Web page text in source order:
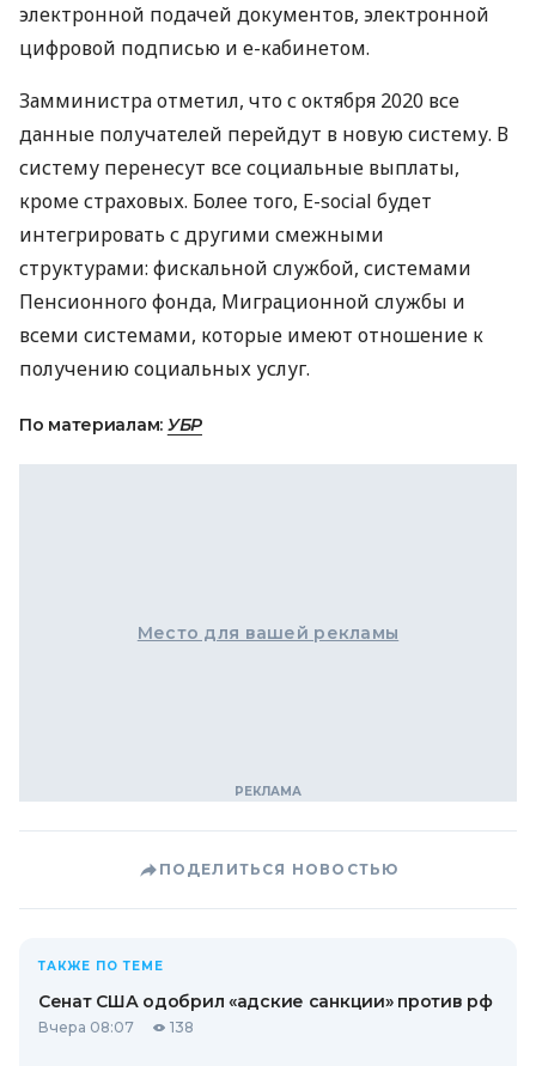
электронной подачей документов, электронной
цифровой подписью и е-кабинетом.
Замминистра отметил, что с октября 2020 все
данные получателей перейдут в новую систему. В
систему перенесут все социальные выплаты,
кроме страховых. Более того, E-social будет
интегрировать с другими смежными
структурами: фискальной службой, системами
Пенсионного фонда, Миграционной службы и
всеми системами, которые имеют отношение к
получению социальных услуг.
По материалам: УБР
Место для вашей рекламы
ПОДЕЛИТЬСЯ НОВОСТЬЮ
ТАКЖЕ ПО ТЕМЕ
Сенат США одобрил «адские санкции» против рф
Вчера 08:07 138